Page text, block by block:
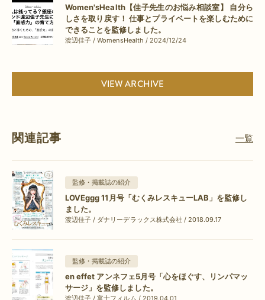
Women'sHealth【佳子先生のお悩み相談室】 自分ら
しさを取り戻す！ 仕事とプライベートを楽しむために
できることを監修しました。
渡辺佳子 / WomensHealth / 2024/12/24
VIEW ARCHIVE
関連記事 一覧
監修・掲載誌の紹介
LOVEggg 11月号「むくみレスキューLAB」を監修し
ました。
渡辺佳子 / ダナリーデラックス株式会社 / 2018.09.17
監修・掲載誌の紹介
en effet アンネフェ5月号「心をほぐす、リンパマッ
サージ」を監修しました。
渡辺佳子 / 富士フィルム / 2019.04.01